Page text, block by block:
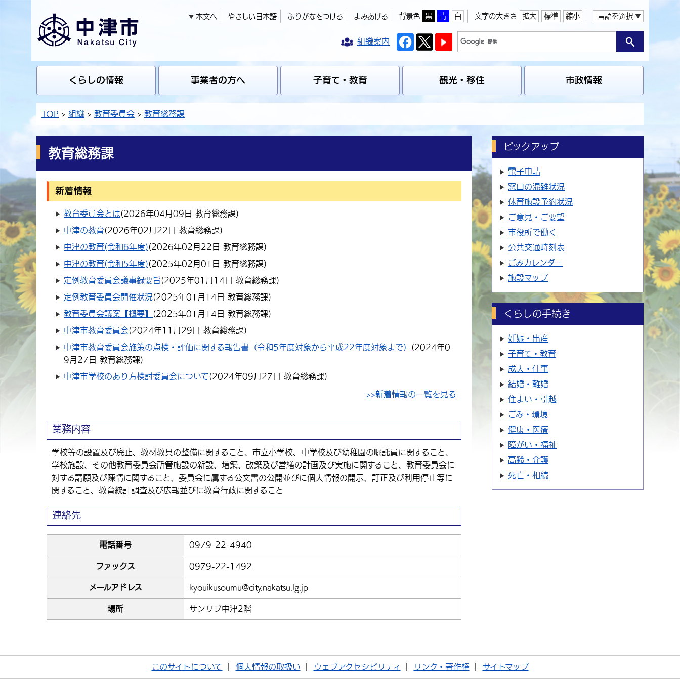
本文へ やさしい日本語 ふりがなをつける よみあげる 背景色 黒 青 白 文字の大きさ 拡大 標準 縮小 言語を選択
組織案内
くらしの情報 事業者の方へ 子育て・教育 観光・移住 市政情報
TOP 組織 教育委員会 教育総務課
教育総務課
新着情報
教育委員会とは(2026年04月09日 教育総務課)
中津の教育(2026年02月22日 教育総務課)
中津の教育(令和6年度)(2026年02月22日 教育総務課)
中津の教育(令和5年度)(2025年02月01日 教育総務課)
定例教育委員会議事録要旨(2025年01月14日 教育総務課)
定例教育委員会開催状況(2025年01月14日 教育総務課)
教育委員会議案【概要】 (2025年01月14日 教育総務課)
中津市教育委員会(2024年11月29日 教育総務課)
中津市教育委員会施策の点検・評価に関する報告書（令和5年度対象から平成22年度対象まで） (2024年0
9月27日 教育総務課)
中津市学校のあり方検討委員会について (2024年09月27日 教育総務課)
>>新着情報の一覧を見る
業務内容
学校等の設置及び廃止、教材教具の整備に関すること、市立小学校、中学校及び幼稚園の嘱託員に関すること、
学校施設、その他教育委員会所管施設の新設、増築、改築及び営繕の計画及び実施に関すること、教育委員会に
対する請願及び陳情に関すること、委員会に属する公文書の公開並びに個人情報の開示、訂正及び利用停止等に
関すること、教育統計調査及び広報並びに教育行政に関すること
連絡先
電話番号 0979-22-4940
ファックス 0979-22-1492
メールアドレス kyouikusoumu@city.nakatsu.lg.jp
場所 サンリブ中津2階
ピックアップ
電子申請
窓口の混雑状況
体育施設予約状況
ご意見・ご要望
市役所で働く
公共交通時刻表
ごみカレンダー
施設マップ
くらしの手続き
妊娠・出産
子育て・教育
成人・仕事
結婚・離婚
住まい・引越
ごみ・環境
健康・医療
障がい・福祉
高齢・介護
死亡・相続
このサイトについて 個人情報の取扱い ウェブアクセシビリティ リンク・著作権 サイトマップ